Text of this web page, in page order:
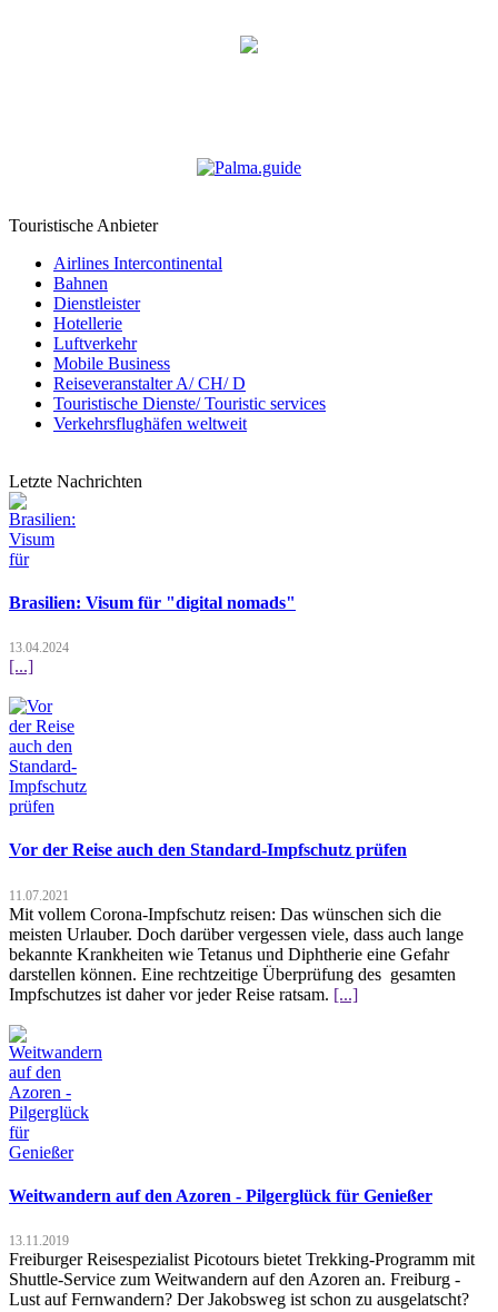
Touristische Anbieter
Airlines Intercontinental
Bahnen
Dienstleister
Hotellerie
Luftverkehr
Mobile Business
Reiseveranstalter A/ CH/ D
Touristische Dienste/ Touristic services
Verkehrsflughäfen weltweit
Letzte Nachrichten
Brasilien: Visum für "digital nomads"
13.04.2024
[...]
Vor der Reise auch den Standard-Impfschutz prüfen
11.07.2021
Mit vollem Corona-Impfschutz reisen: Das wünschen sich die
meisten Urlauber. Doch darüber vergessen viele, dass auch lange
bekannte Krankheiten wie Tetanus und Diphtherie eine Gefahr
darstellen können. Eine rechtzeitige Überprüfung des gesamten
Impfschutzes ist daher vor jeder Reise ratsam. [...]
Weitwandern auf den Azoren - Pilgerglück für Genießer
13.11.2019
Freiburger Reisespezialist Picotours bietet Trekking-Programm mit
Shuttle-Service zum Weitwandern auf den Azoren an. Freiburg -
Lust auf Fernwandern? Der Jakobsweg ist schon zu ausgelatscht?